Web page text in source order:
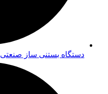
دستگاه بستنی ساز صنعتی